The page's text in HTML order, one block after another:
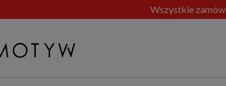
Wszystkie